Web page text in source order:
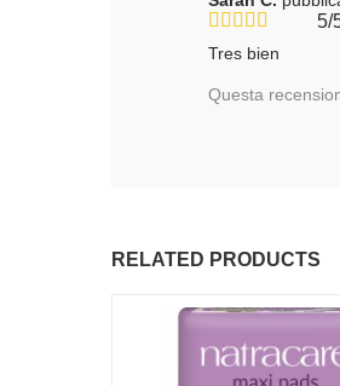
5/
Tres bien
Questa
RELATED PRODUCTS